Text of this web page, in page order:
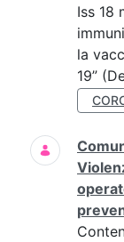
Iss 18
la
19”